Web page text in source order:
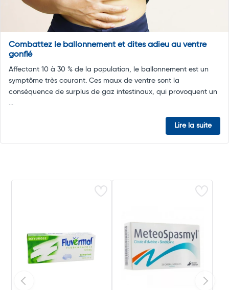
Combattez le ballonnement et dites adieu au ventre
gonflé
Affectant 10 à 30 % de la population, le ballonnement est un
symptôme très courant. Ces maux de ventre sont la
conséquence de surplus de gaz intestinaux, qui provoquent un
...
Lire la suite